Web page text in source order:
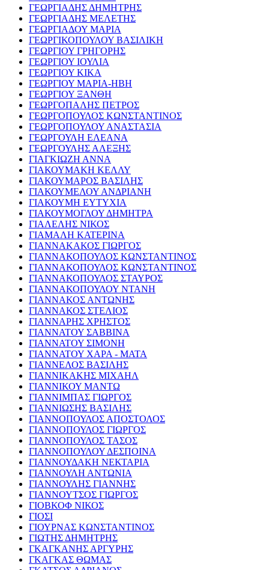
ΓΕΩΡΓΙΑΔΗΣ ΔΗΜΗΤΡΗΣ
ΓΕΩΡΓΙΑΔΗΣ ΜΕΛΕΤΗΣ
ΓΕΩΡΓΙΑΔΟΥ ΜΑΡΙΑ
ΓΕΩΡΓΙΚΟΠΟΥΛΟΥ ΒΑΣΙΛΙΚΗ
ΓΕΩΡΓΙΟΥ ΓΡΗΓΟΡΗΣ
ΓΕΩΡΓΙΟΥ ΙΟΥΛΙΑ
ΓΕΩΡΓΙΟΥ ΚΙΚΑ
ΓΕΩΡΓΙΟΥ ΜΑΡΙΑ-ΗΒΗ
ΓΕΩΡΓΙΟΥ ΞΑΝΘΗ
ΓΕΩΡΓΟΠΑΛΗΣ ΠΕΤΡΟΣ
ΓΕΩΡΓΟΠΟΥΛΟΣ ΚΩΝΣΤΑΝΤΙΝΟΣ
ΓΕΩΡΓΟΠΟΥΛΟΥ ΑΝΑΣΤΑΣΙΑ
ΓΕΩΡΓΟΥΛΗ ΕΛΕΑΝΑ
ΓΕΩΡΓΟΥΛΗΣ ΑΛΕΞΗΣ
ΓΙΑΓΚΙΩΖΗ ΑΝΝΑ
ΓΙΑΚΟΥΜΑΚΗ ΚΕΛΛΥ
ΓΙΑΚΟΥΜΑΡΟΣ ΒΑΣΙΛΗΣ
ΓΙΑΚΟΥΜΕΛΟΥ ΑΝΔΡΙΑΝΗ
ΓΙΑΚΟΥΜΗ ΕΥΤΥΧΙΑ
ΓΙΑΚΟΥΜΟΓΛΟΥ ΔΗΜΗΤΡΑ
ΓΙΑΛΕΛΗΣ ΝΙΚΟΣ
ΓΙΑΜΑΛΗ ΚΑΤΕΡΙΝΑ
ΓΙΑΝΝΑΚΑΚΟΣ ΓΙΩΡΓΟΣ
ΓΙΑΝΝΑΚΟΠΟΥΛΟΣ ΚΩΝΣΤΑΝΤΙΝΟΣ
ΓΙΑΝΝΑΚΟΠΟΥΛΟΣ ΚΩΝΣΤΑΝΤΙΝΟΣ
ΓΙΑΝΝΑΚΟΠΟΥΛΟΣ ΣΤΑΥΡΟΣ
ΓΙΑΝΝΑΚΟΠΟΥΛΟΥ ΝΤΑΝΗ
ΓΙΑΝΝΑΚΟΣ ΑΝΤΩΝΗΣ
ΓΙΑΝΝΑΚΟΣ ΣΤΕΛΙΟΣ
ΓΙΑΝΝΑΡΗΣ ΧΡΗΣΤΟΣ
ΓΙΑΝΝΑΤΟΥ ΣΑΒΒΙΝΑ
ΓΙΑΝΝΑΤΟΥ ΣΙΜΟΝΗ
ΓΙΑΝΝΑΤΟΥ ΧΑΡΑ - ΜΑΤΑ
ΓΙΑΝΝΕΛΟΣ ΒΑΣΙΛΗΣ
ΓΙΑΝΝΙΚΑΚΗΣ ΜΙΧΑΗΛ
ΓΙΑΝΝΙΚΟΥ ΜΑΝΤΩ
ΓΙΑΝΝΙΜΠΑΣ ΓΙΩΡΓΟΣ
ΓΙΑΝΝΙΩΣΗΣ ΒΑΣΙΛΗΣ
ΓΙΑΝΝΟΠΟΥΛΟΣ ΑΠΟΣΤΟΛΟΣ
ΓΙΑΝΝΟΠΟΥΛΟΣ ΓΙΩΡΓΟΣ
ΓΙΑΝΝΟΠΟΥΛΟΣ ΤΑΣΟΣ
ΓΙΑΝΝΟΠΟΥΛΟΥ ΔΕΣΠΟΙΝΑ
ΓΙΑΝΝΟΥΔΑΚΗ ΝΕΚΤΑΡΙΑ
ΓΙΑΝΝΟΥΛΗ ΑΝΤΩΝΙΑ
ΓΙΑΝΝΟΥΛΗΣ ΓΙΑΝΝΗΣ
ΓΙΑΝΝΟΥΤΣΟΣ ΓΙΩΡΓΟΣ
ΓΙΟΒΚΟΦ ΝΙΚΟΣ
ΓΙΟΣΙ
ΓΙΟΥΡΝΑΣ ΚΩΝΣΤΑΝΤΙΝΟΣ
ΓΙΩΤΗΣ ΔΗΜΗΤΡΗΣ
ΓΚΑΓΚΑΝΗΣ ΑΡΓΥΡΗΣ
ΓΚΑΓΚΑΣ ΘΩΜΑΣ